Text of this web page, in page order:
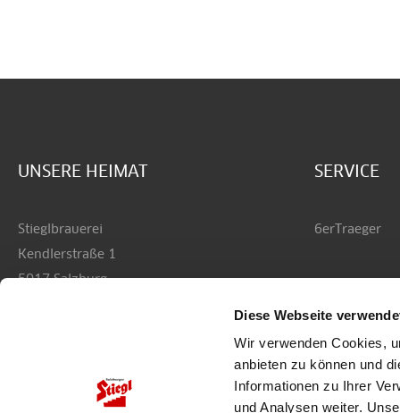
Diese Webseite
Wir verwenden Cookies,
anbieten zu können und
Informationen zu Ihrer
und Analysen weiter.
UNSERE HEIMAT
Stieglbrauerei
Kendlerstraße 1
5017 Salzburg
SERVICE
6erTraeger